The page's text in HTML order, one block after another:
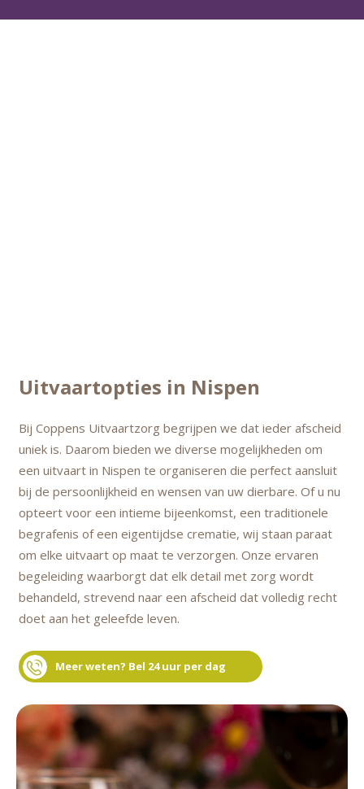
Uitvaartopties in Nispen
Bij Coppens Uitvaartzorg begrijpen we dat ieder afscheid
uniek is. Daarom bieden we diverse mogelijkheden om
een uitvaart in Nispen te organiseren die perfect aansluit
bij de persoonlijkheid en wensen van uw dierbare. Of u nu
opteert voor een intieme bijeenkomst, een traditionele
begrafenis of een eigentijdse crematie, wij staan paraat
om elke uitvaart op maat te verzorgen. Onze ervaren
begeleiding waarborgt dat elk detail met zorg wordt
behandeld, strevend naar een afscheid dat volledig recht
doet aan het geleefde leven.
Meer weten? Bel 24 uur per dag